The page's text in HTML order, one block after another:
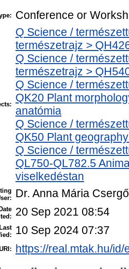
Conference or
Q Science /
természetrajz >
Q Science /
természetrajz >
Q Science /
QK20 Plant
anatómia
Q Science /
QK50 Plant
Q Science /
QL750-QL782.5
viselkedéstan
Dr. Anna Mária Csergő
Date 20 Sep 2021 08:54
Last 10 Sep 2024 07:37
https://real.mtak.hu/id/